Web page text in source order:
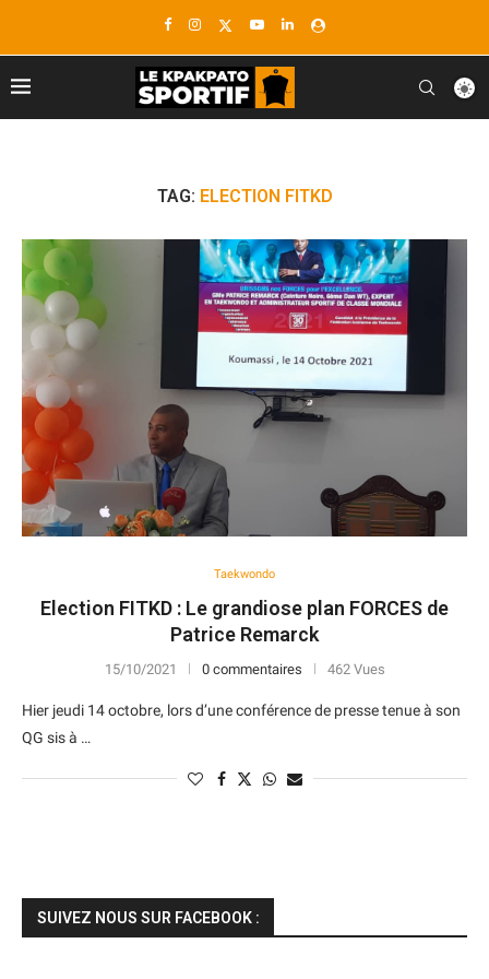
TAG: ELECTION FITKD
Taekwondo
Election FITKD : Le grandiose plan FORCES de
Patrice Remarck
15/10/2021 0 commentaires 462 Vues
Hier jeudi 14 octobre, lors d’une conférence de presse tenue à son
QG sis à …
SUIVEZ NOUS SUR FACEBOOK :